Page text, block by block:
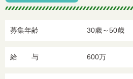
募集年齢 30歳～50歳
給 与 600万